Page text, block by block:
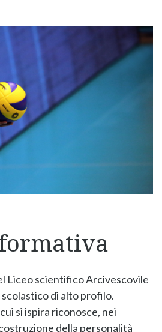
Liceo scientifico Arcivescovile
di alto profilo.
si ispira riconosce, nei
della personalità